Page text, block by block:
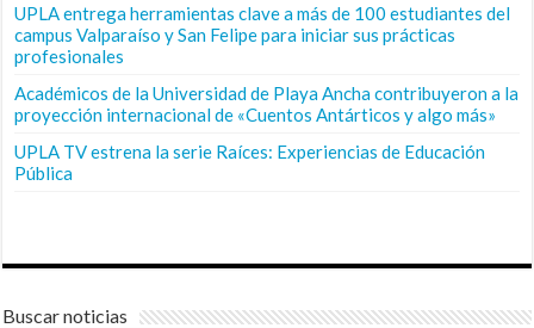
UPLA entrega herramientas clave a más de 100 estudiantes del
campus Valparaíso y San Felipe para iniciar sus prácticas
profesionales
Académicos de la Universidad de Playa Ancha contribuyeron a la
proyección internacional de «Cuentos Antárticos y algo más»
UPLA TV estrena la serie Raíces: Experiencias de Educación
Pública
Buscar noticias